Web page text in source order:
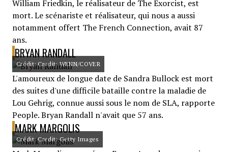
William Friedkin, le réalisateur de The Exorcist, est
mort. Le scénariste et réalisateur, qui nous a aussi
notamment offert The French Connection, avait 87
ans.
BRYAN RANDALL
Crédit: Credit: WENN/COVER
L'amoureux de longue date de Sandra Bullock est mort
des suites d'une difficile bataille contre la maladie de
Lou Gehrig, connue aussi sous le nom de SLA, rapporte
People. Bryan Randall n'avait que 57 ans.
MARK MARGOLIS
Crédit: Credit: Getty Images